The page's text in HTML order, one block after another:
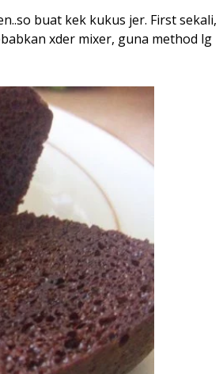
buat kek kukus jer. First sekali,
xder mixer, guna method lg